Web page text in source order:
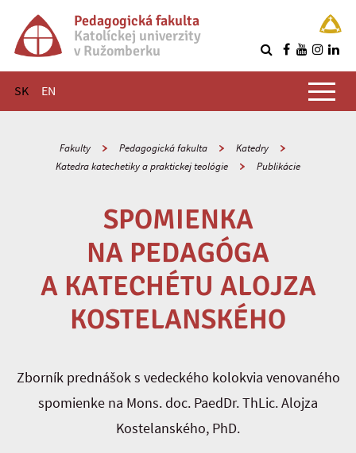
Pedagogická fakulta
Katolíckej univerzity
v Ružomberku
SK EN
Hlavné menu
Fakulty Pedagogická fakulta
Katedry
Katedra katechetiky a praktickej teológie
Publikácie
SPOMIENKA
NA PEDAGÓGA
A KATECHÉTU ALOJZA
KOSTELANSKÉHO
Zborník prednášok s vedeckého kolokvia venovaného
spomienke na Mons. doc. PaedDr. ThLic. Alojza
Kostelanského, PhD.